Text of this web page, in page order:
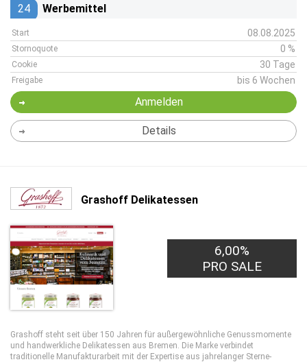
24 Werbemittel
Start 08.08.2025
Stornoquote 0 %
Cookie 30 Tage
Freigabe bis 6 Wochen
Anmelden
Details
Grashoff Delikatessen
6,00%
PRO SALE
Grashoff steht seit über 150 Jahren für außergewöhnliche Genussmomente
und handwerkliche Delikatessen aus Bremen. Die Marke verbindet
traditionelle Manufakturarbeit mit der Expertise aus jahrelanger Sterne-